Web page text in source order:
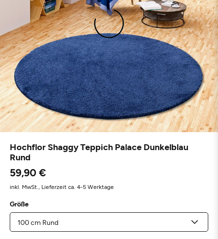
Hochflor Shaggy Teppich Palace Dunkelblau
Rund
59,90 €
inkl. MwSt., Lieferzeit ca. 4-5 Werktage
Größe